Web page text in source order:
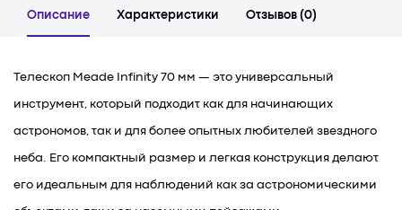
Описание Характеристики Отзывов (0)
Телескоп Meade Infinity 70 мм — это универсальный
инструмент, который подходит как для начинающих
астрономов, так и для более опытных любителей звездного
неба. Его компактный размер и легкая конструкция делают
его идеальным для наблюдений как за астрономическими